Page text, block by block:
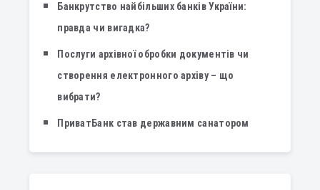
Банкрутство найбільших банків України:
правда чи вигадка?
Послуги архівної обробки документів чи
створення електронного архіву – що
вибрати?
ПриватБанк став державним санатором